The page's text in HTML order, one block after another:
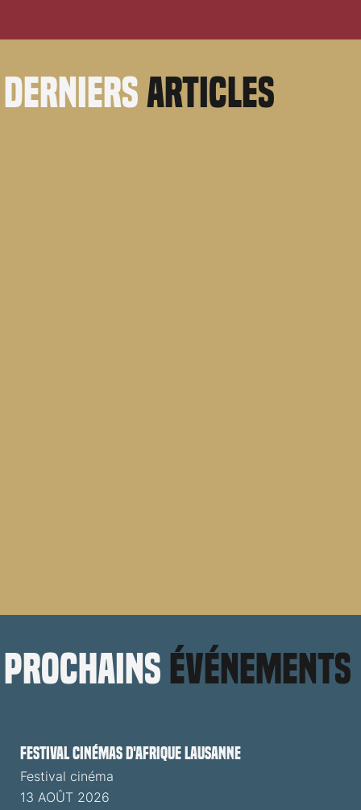
derniersarticles
prochains événements
Festival cinémas d'Afrique Lausanne
Festival cinéma
13 AOÛT 2026